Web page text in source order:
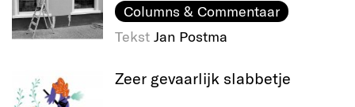
Columns & Commentaar
Tekst Jan Postma
Zeer gevaarlijk slabbetje